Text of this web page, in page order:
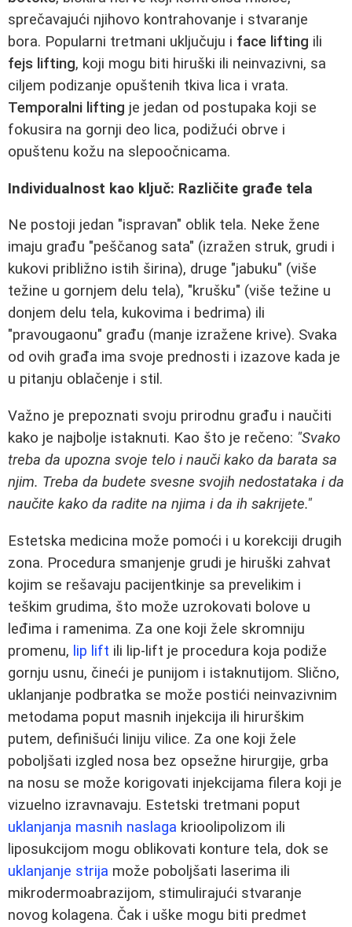
sprečavajući njihovo kontrahovanje i stvaranje
bora. Popularni tretmani uključuju i face lifting ili
fejs lifting, koji mogu biti hiruški ili neinvazivni, sa
ciljem podizanje opuštenih tkiva lica i vrata.
Temporalni lifting je jedan od postupaka koji se
fokusira na gornji deo lica, podižući obrve i
opuštenu kožu na slepoočnicama.
Individualnost kao ključ: Različite građe tela
Ne postoji jedan "ispravan" oblik tela. Neke žene
imaju građu "peščanog sata" (izražen struk, grudi i
kukovi približno istih širina), druge "jabuku" (više
težine u gornjem delu tela), "krušku" (više težine u
donjem delu tela, kukovima i bedrima) ili
"pravougaonu" građu (manje izražene krive). Svaka
od ovih građa ima svoje prednosti i izazove kada je
u pitanju oblačenje i stil.
Važno je prepoznati svoju prirodnu građu i naučiti
kako je najbolje istaknuti. Kao što je rečeno: "Svako
treba da upozna svoje telo i nauči kako da barata sa
njim. Treba da budete svesne svojih nedostataka i da
naučite kako da radite na njima i da ih sakrijete."
Estetska medicina može pomoći i u korekciji drugih
zona. Procedura smanjenje grudi je hiruški zahvat
kojim se rešavaju pacijentkinje sa prevelikim i
teškim grudima, što može uzrokovati bolove u
leđima i ramenima. Za one koji žele skromniju
promenu, lip lift ili lip-lift je procedura koja podiže
gornju usnu, čineći je punijom i istaknutijom. Slično,
uklanjanje podbratka se može postići neinvazivnim
metodama poput masnih injekcija ili hirurškim
putem, definišući liniju vilice. Za one koji žele
poboljšati izgled nosa bez opsežne hirurgije, grba
na nosu se može korigovati injekcijama filera koji je
vizuelno izravnavaju. Estetski tretmani poput
uklanjanja masnih naslaga krioolipolizom ili
liposukcijom mogu oblikovati konture tela, dok se
uklanjanje strija može poboljšati laserima ili
mikrodermoabrazijom, stimulirajući stvaranje
novog kolagena. Čak i uške mogu biti predmet